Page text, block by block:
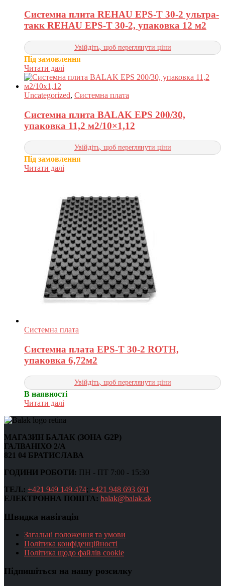
Системна плита REHAU EPS-T 30-2 ультра-
такк REHAU EPS-T 30-2, упаковка 12 м2
Увійдіть, щоб переглянути ціни
Під замовлення
Читати далі
Uncategorized, Системна плата
Системна плита BALAK EPS 200/30,
упаковка 11,2 м2/10×1,12
Увійдіть, щоб переглянути ціни
Під замовлення
Читати далі
Системна плата
Системна плата EPS-T 30-2 ROTH,
упаковка 6,72м2
Увійдіть, щоб переглянути ціни
В наявності
Читати далі
МАГАЗИН БАЛАК (ЗОНА G2P)
ГАЛВАНІХО 2/А
821 04 БРАТИСЛАВА
ГОДИНИ РОБОТИ: ПН - ПТ 7:00 - 15:30
ТЕЛ.: +421 949 149 474; +421 948 693 691
ЕЛЕКТРОННА ПОШТА: balak@balak.sk
Швидка навігація
Загальні положення та умови
Політика конфіденційності
Політика щодо файлів cookie
Підпишіться на нашу розсилку